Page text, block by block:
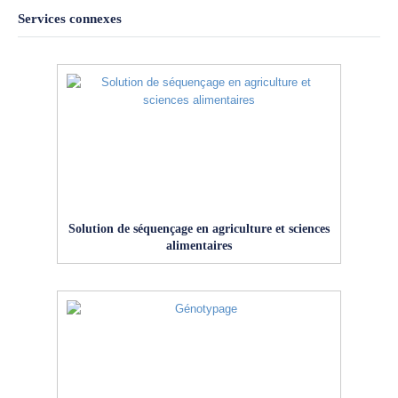
Services connexes
Solution de séquençage en agriculture et sciences
alimentaires